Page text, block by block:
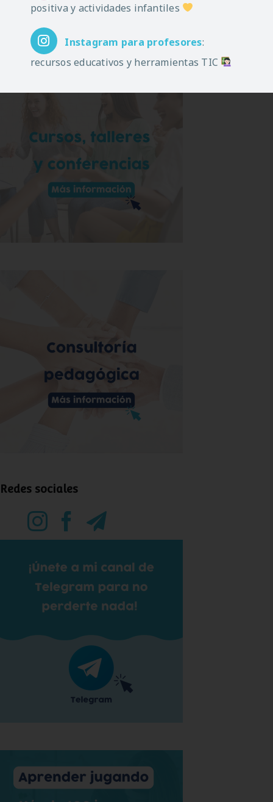
Redes sociales
positiva y actividades infantiles
Instagram para profesores:
recursos educativos y herramientas TIC